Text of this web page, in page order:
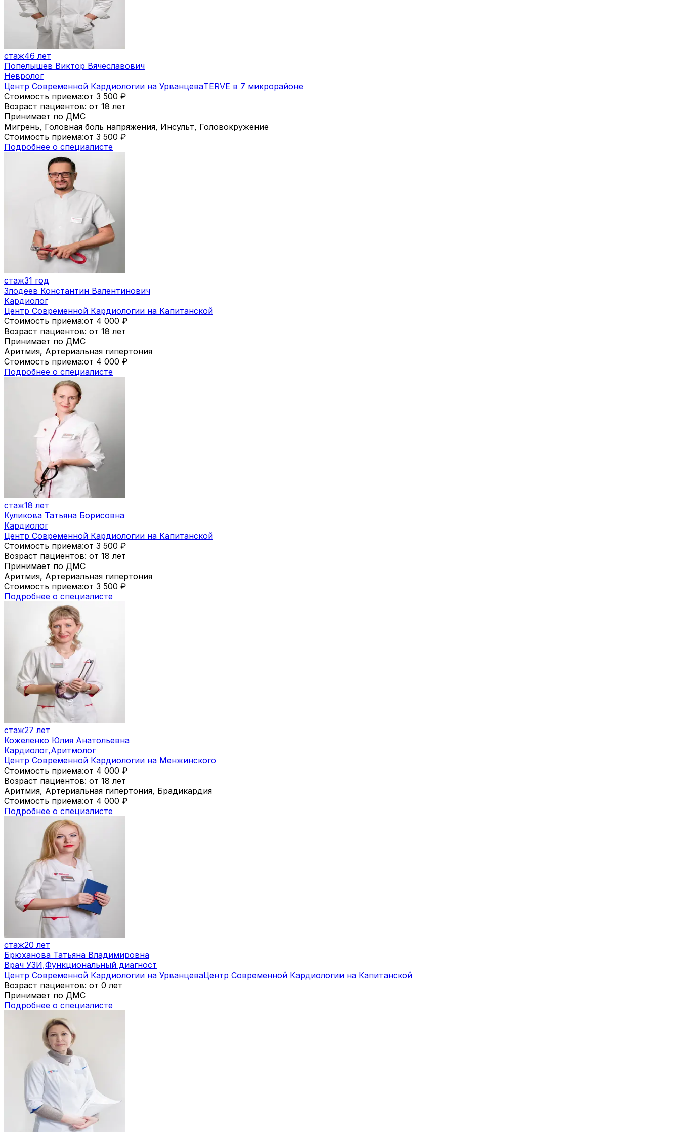
стаж46 лет
Попелышев Виктор Вячеславович
Невролог
Центр Современной Кардиологии на УрванцеваTERVE в 7 микрорайоне
Стоимость приема:от 3 500 ₽
Возраст пациентов: от 18 лет
Принимает по ДМС
Мигрень, Головная боль напряжения, Инсульт, Головокружение
Стоимость приема:от 3 500 ₽
Подробнее о специалисте
стаж31 год
Злодеев Константин Валентинович
Кардиолог
Центр Современной Кардиологии на Капитанской
Стоимость приема:от 4 000 ₽
Возраст пациентов: от 18 лет
Принимает по ДМС
Аритмия, Артериальная гипертония
Стоимость приема:от 4 000 ₽
Подробнее о специалисте
стаж18 лет
Куликова Татьяна Борисовна
Кардиолог
Центр Современной Кардиологии на Капитанской
Стоимость приема:от 3 500 ₽
Возраст пациентов: от 18 лет
Принимает по ДМС
Аритмия, Артериальная гипертония
Стоимость приема:от 3 500 ₽
Подробнее о специалисте
стаж27 лет
Кожеленко Юлия Анатольевна
Кардиолог,Аритмолог
Центр Современной Кардиологии на Менжинского
Стоимость приема:от 4 000 ₽
Возраст пациентов: от 18 лет
Аритмия, Артериальная гипертония, Брадикардия
Стоимость приема:от 4 000 ₽
Подробнее о специалисте
стаж20 лет
Брюханова Татьяна Владимировна
Врач УЗИ,Функциональный диагност
Центр Современной Кардиологии на УрванцеваЦентр Современной Кардиологии на Капитанской
Возраст пациентов: от 0 лет
Принимает по ДМС
Подробнее о специалисте